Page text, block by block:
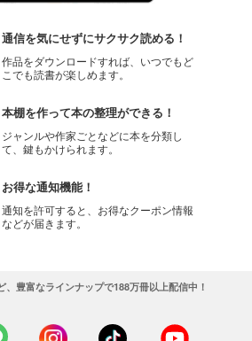
通信を気にせずにサクサク読める！
作品をダウンロードすれば、いつでもど
こでも読書が楽しめます。
本棚を作って本の整理ができる！
ジャンルや作家ごとなどに本を分類し
て、鍵もかけられます。
お得な通知機能！
通知を許可すると、お得なクーポン情報
などが届きます。
、豊富なラインナップで188万冊以上配信中！